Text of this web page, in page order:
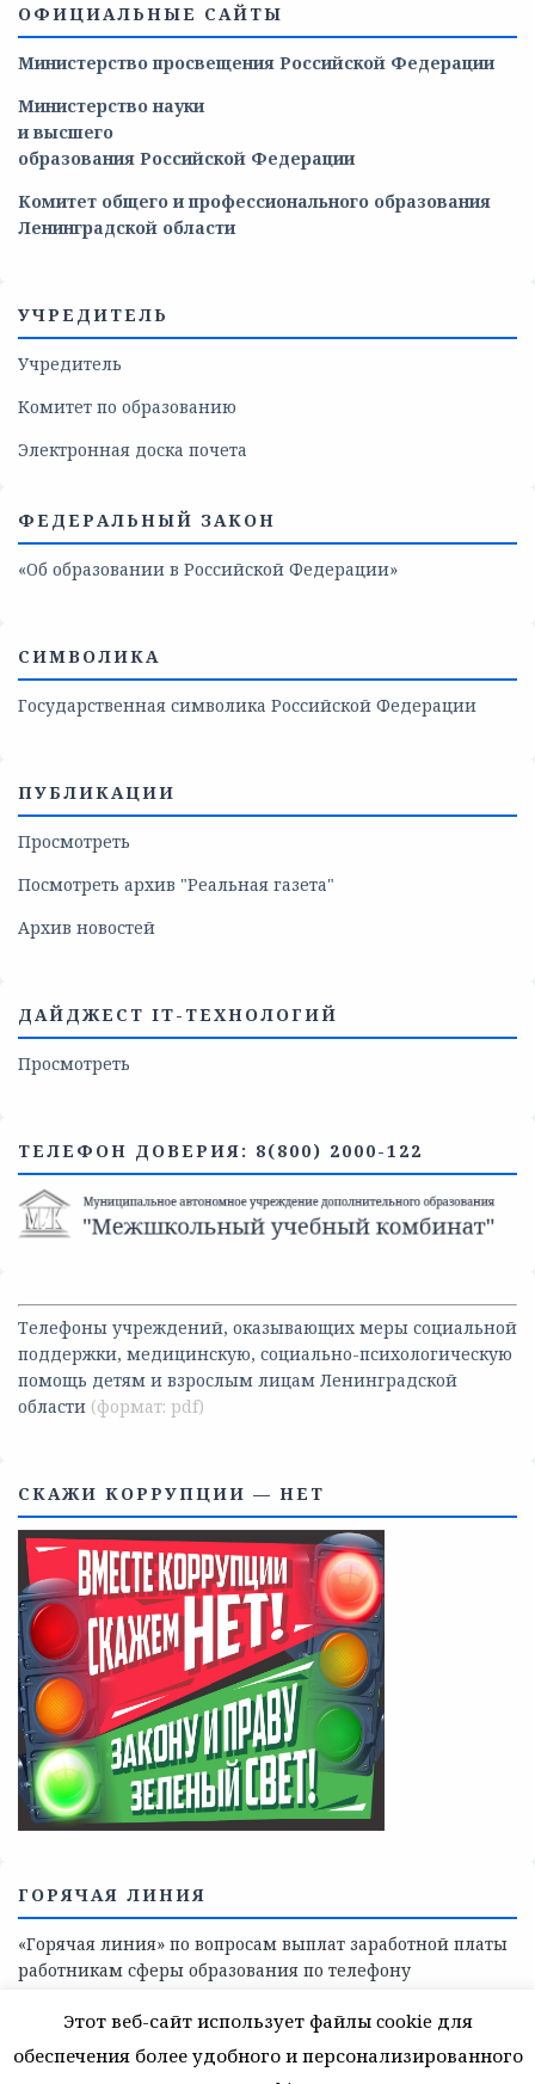
ОФИЦИАЛЬНЫЕ САЙТЫ
Министерство просвещения Российской Федерации
Министерство науки
и высшего
образования Российской Федерации
Комитет общего и профессионального образования
Ленинградской области
УЧРЕДИТЕЛЬ
Учредитель
Комитет по образованию
Электронная доска почета
ФЕДЕРАЛЬНЫЙ ЗАКОН
«Об образовании в Российской Федерации»
СИМВОЛИКА
Государственная символика Российской Федерации
ПУБЛИКАЦИИ
Просмотреть
Посмотреть архив "Реальная газета"
Архив новостей
ДАЙДЖЕСТ IT-ТЕХНОЛОГИЙ
Просмотреть
ТЕЛЕФОН ДОВЕРИЯ: 8(800) 2000-122
Телефоны учреждений, оказывающих меры социальной
поддержки, медицинскую, социально-психологическую
помощь детям и взрослым лицам Ленинградской
области
СКАЖИ КОРРУПЦИИ — НЕТ
Этот веб-сайт использует файлы cookie для
обеспечения более удобного и персонализированного